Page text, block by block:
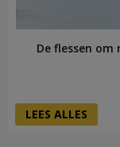
De flessen
LEES ALLES